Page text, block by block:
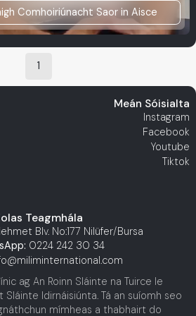
Comhoiriúnacht Saor in Aisce
1
Meán Sóisialta
Instagram
Facebook
Youtube
Tiktok
Teagmhála
Blv. No:177 Nilüfer/Bursa
0224 242 30 34
ag An Roinn Sláinte na Tuirce le
Sláinte Idirnáisiúnta. Tá an suíomh seo
mímheas a thabhairt do